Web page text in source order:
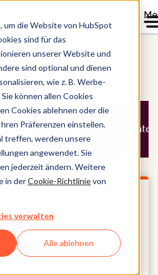
um die Website von HubSpot
sind für das
unserer Website und
sind optional und dienen
wie z. B. Werbe-
können allen Cookies
Cookies ablehnen oder die
Präferenzen einstellen.
treffen, werden unsere
angewendet. Sie
jederzeit ändern. Weitere
in derCookie-Richtlinievon
verwalten
Alle ablehnen
HubSpot
Breeze-
Assistent
Marketing